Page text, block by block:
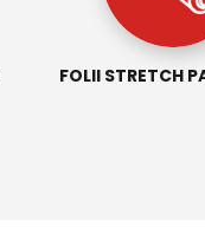
FOLII STRETCH